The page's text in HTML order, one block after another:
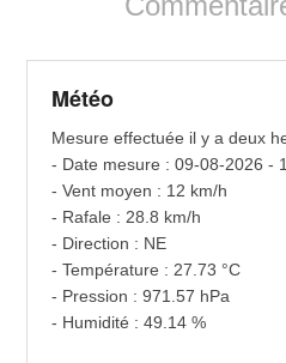
Météo
Mesure effectuée il y a deux
- Date mesure : 09-08-2026 -
- Vent moyen : 12 km/h
- Rafale : 28.8 km/h
- Direction : NE
- Température : 27.73 °C
- Pression : 971.57 hPa
- Humidité : 49.14 %